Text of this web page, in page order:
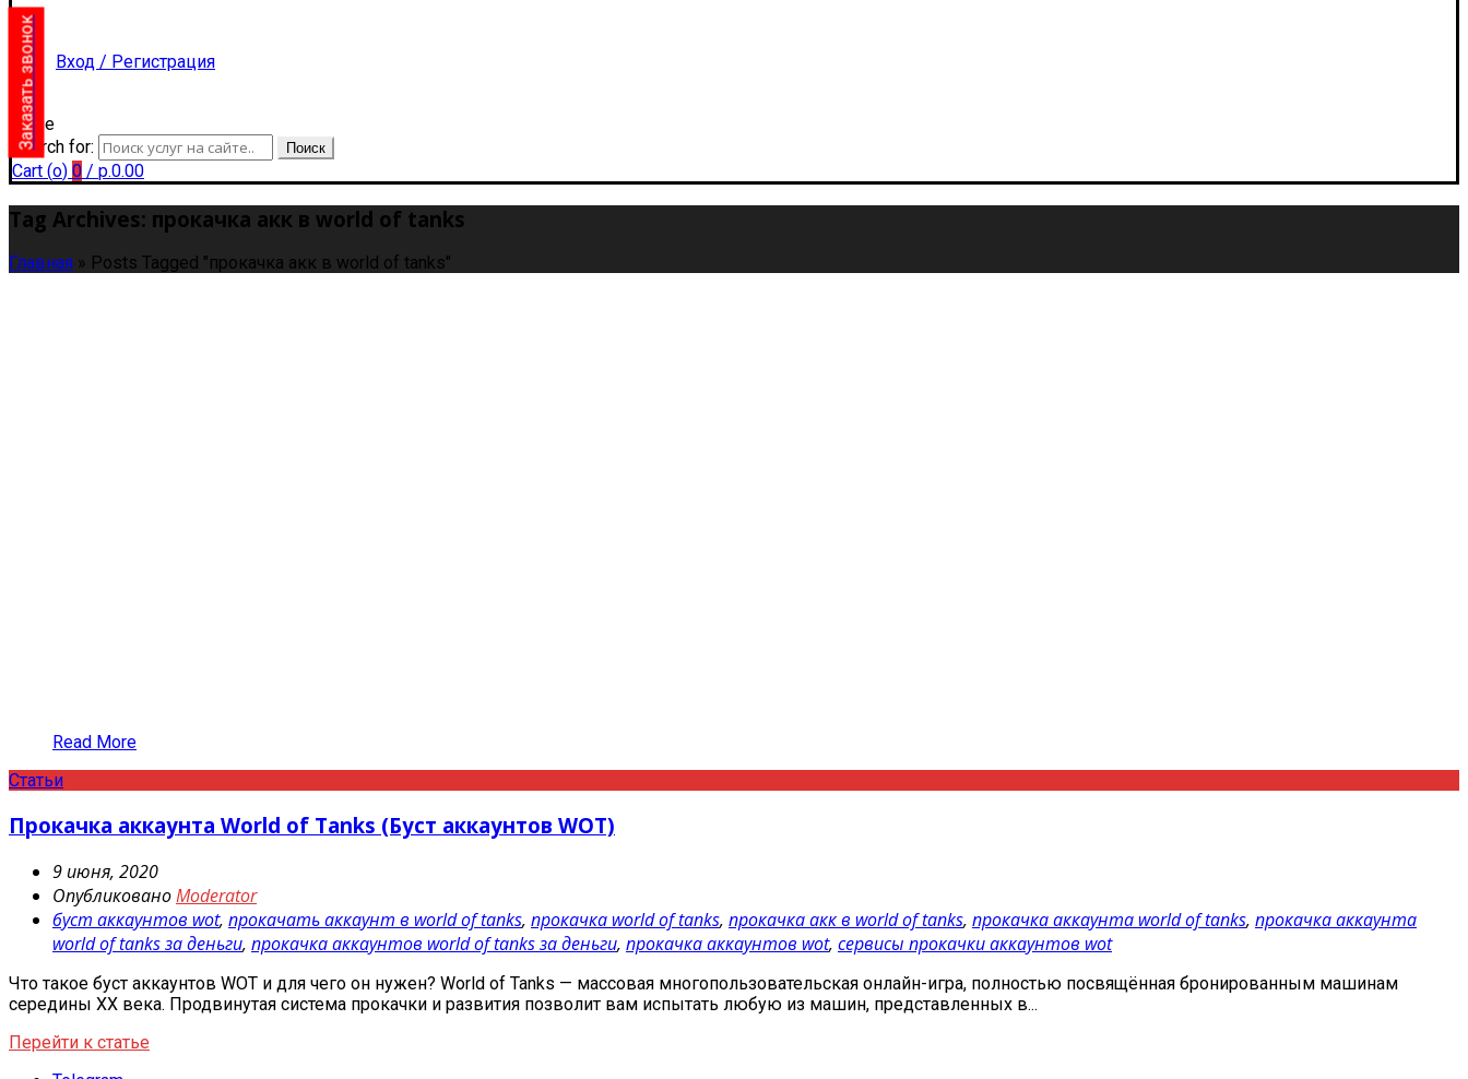
Вход / Регистрация
close
Search for:
Поиск
Cart (o) 0 / р.0.00
Tag Archives: прокачка акк в world of tanks
Главная » Posts Tagged "прокачка акк в world of tanks"
Read More
Статьи
Прокачка аккаунта World of Tanks (Буст аккаунтов WOT)
9 июня, 2020
ОпубликованоModerator
буст аккаунтов wot, прокачать аккаунт в world of tanks, прокачка world of tanks, прокачка акк в world of tanks, прокачка аккаунта world of tanks, прокачка аккаунта
world of tanks за деньги, прокачка аккаунтов world of tanks за деньги, прокачка аккаунтов wot, сервисы прокачки аккаунтов wot
Что такое буст аккаунтов WOT и для чего он нужен? World of Tanks — массовая многопользовательская онлайн-игра, полностью посвящённая бронированным машинам
середины XX века. Продвинутая система прокачки и развития позволит вам испытать любую из машин, представленных в...
Перейти к статье
Заказать звонок